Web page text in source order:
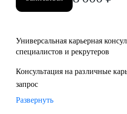
Partner;
Универсальная карьерная
специалистов и рекрутеров
Консультация на различные
запрос
Развернуть